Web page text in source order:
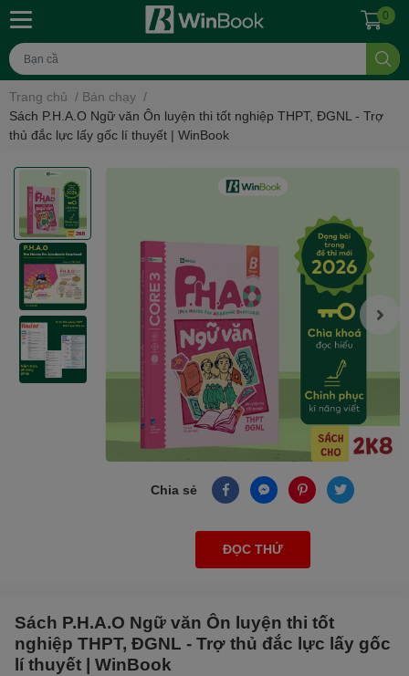
0
Trang chủ / Bán chạy /
Sách P.H.A.O Ngữ văn Ôn luyện thi tốt nghiệp THPT, ĐGNL - Trợ
thủ đắc lực lấy gốc lí thuyết | WinBook
Chia sẻ
ĐỌC THỬ
Sách P.H.A.O Ngữ văn Ôn luyện thi tốt
nghiệp THPT, ĐGNL - Trợ thủ đắc lực lấy gốc
lí thuyết | WinBook